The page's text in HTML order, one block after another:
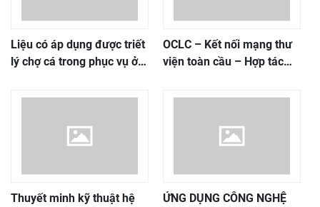
Liệu có áp dụng được triết
lý chợ cá trong phục vụ ở
OCLC – Kết nối mạng thư
viện toàn cầu – Hợp tác
dịch vụ thư viện
Thuyết minh kỹ thuật hệ
ỨNG DỤNG CÔNG NGHỆ